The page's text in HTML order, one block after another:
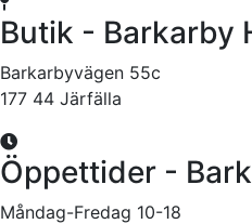
Butik - Barkarby
Barkarbyvägen 55c
177 44 Järfälla
Öppettider -
Måndag-Fredag 10-18